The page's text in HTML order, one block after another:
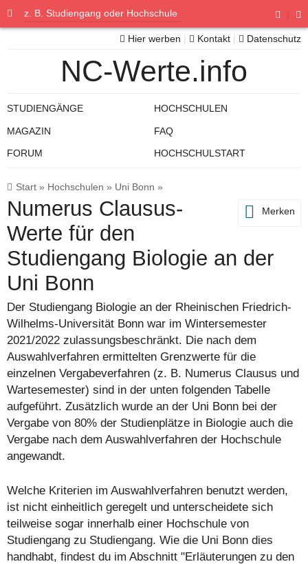
Start » Hochschulen » Uni Bonn »
Merken
Numerus Clausus-
Werte für den
Studiengang Biologie an der
Uni Bonn
Der Studiengang Biologie an der Rheinischen Friedrich-
Wilhelms-Universität Bonn war im Wintersemester
2021/2022 zulassungsbeschränkt. Die nach dem
Auswahlverfahren ermittelten Grenzwerte für die
einzelnen Vergabeverfahren (z. B. Numerus Clausus und
Wartesemester) sind in der unten folgenden Tabelle
aufgeführt. Zusätzlich wurde an der Uni Bonn bei der
Vergabe von 80% der Studienplätze in Biologie auch die
Vergabe nach dem Auswahlverfahren der Hochschule
angewandt.
Welche Kriterien im Auswahlverfahren benutzt werden,
ist nicht einheitlich geregelt und unterscheidete sich
teilweise sogar innerhalb einer Hochschule von
Studiengang zu Studiengang. Wie die Uni Bonn dies
handhabt, findest du im Abschnitt "Erläuterungen zu den
Hier werben Kontakt Datenschutz
NC-Werte.info
STUDIENGÄNGE HOCHSCHULEN
MAGAZIN FAQ
FORUM HOCHSCHULSTART